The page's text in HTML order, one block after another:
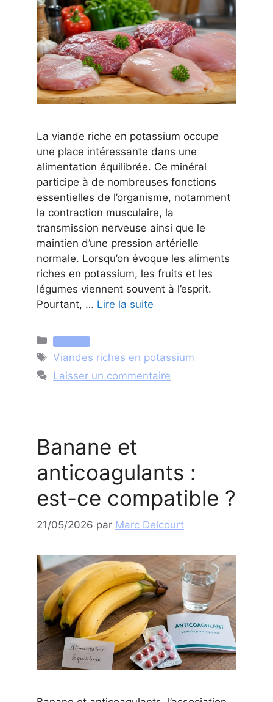
La viande riche en potassium occupe
une place intéressante dans une
alimentation équilibrée. Ce minéral
participe à de nombreuses fonctions
essentielles de l’organisme, notamment
la contraction musculaire, la
transmission nerveuse ainsi que le
maintien d’une pression artérielle
normale. Lorsqu’on évoque les aliments
riches en potassium, les fruits et les
légumes viennent souvent à l’esprit.
Pourtant, … Lire la suite
Catégories
Étiquettes
Viandes riches en potassium
Laisser un commentaire
Banane et
anticoagulants :
est-ce compatible ?
21/05/2026 par Marc Delcourt